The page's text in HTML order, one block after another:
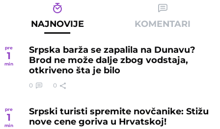
NAJNOVIJE KOMENTARI
pre
1
min
Srpska barža se zapalila na Dunavu?
Brod ne može dalje zbog vodstaja,
otkriveno šta je bilo
0 0
pre
1
min
Srpski turisti spremite novčanike: Stižu
nove cene goriva u Hrvatskoj!